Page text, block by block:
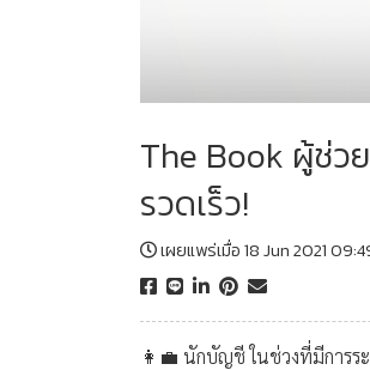
The Book ผู้ช่ว
รวดเร็ว!
เผยแพร่เมื่อ 18 Jun 2021
👩‍💼 นักบัญชี ในช่วงที่มีการร